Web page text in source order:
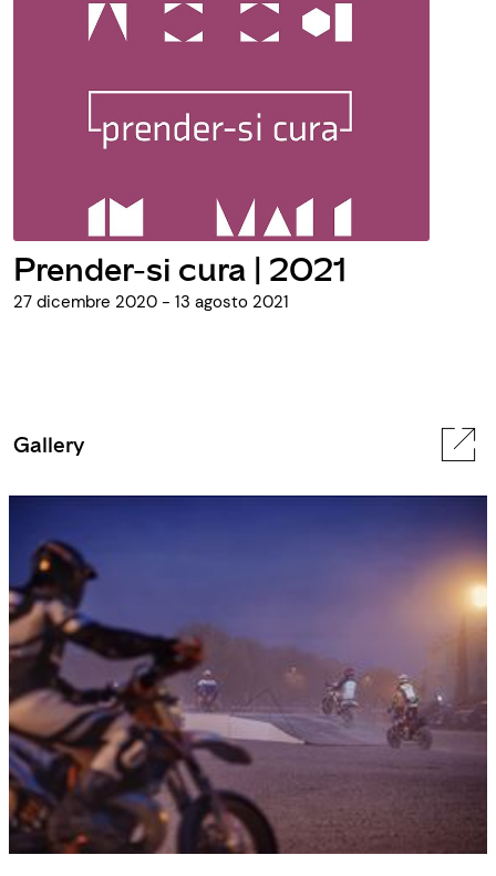
Prender-si cura | 2021
27 dicembre 2020 - 13 agosto 2021
Gallery